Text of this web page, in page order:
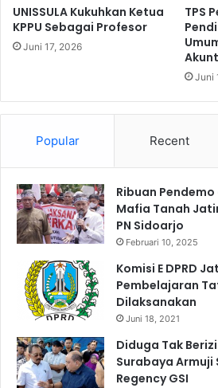
e
l
u
g
o
H
U
8
0
O
UNISSULA Kukuhkan Ketua
KPPU Sebagai Profesor
Juni 17, 2026
TPS
Juni
Popular Recent
Ribuan
Mafia Tanah
PN Sidoarjo
Februari 10, 2025
Komisi E DPRD
Pembelajaran
Dilaksanakan
Juni 18, 2021
Diduga Tak
Surabaya Armuji
Regency GSI